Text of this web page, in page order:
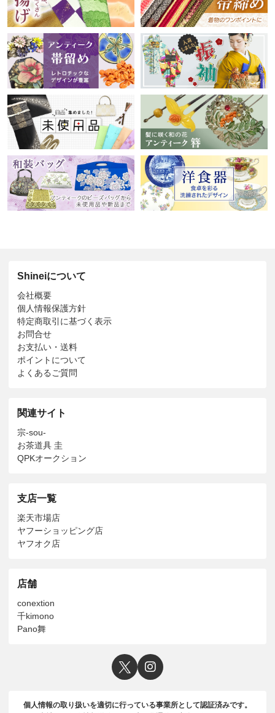
Shineiについて
会社概要
個人情報保護方針
特定商取引に基づく表示
お問合せ
お支払い・送料
ポイントについて
よくあるご質問
関連サイト
宗-sou-
お茶道具 圭
QPKオークション
支店一覧
楽天市場店
ヤフーショッピング店
ヤフオク店
店舗
conextion
千kimono
Pano舞
個人情報の取り扱いを適切に行っている事業所として認証済みです。